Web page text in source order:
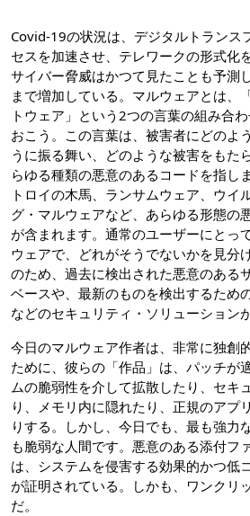
Covid-19の状況は、デジタルトランス
セスを加速させ、テレワークの形式化
サイバー脅威はかつて見たことも予測
まで増加している。マルウェアとは、
トウェア」という2つの言葉の組み合
おこう。この言葉は、被害者にどのよ
うに振る舞い、どのような被害をもた
らゆる種類の悪意のあるコードを指し
トロイの木馬、ランサムウェア、ウイ
グ・マルウェアなど、あらゆる形態の
が含まれます。通常のユーザーにとっ
ウェアで、どれがそうでないかを見分
のため、過去に検出された悪意のある
ベースや、最新のものを検出するため
などのセキュリティ・ソリューション
今日のマルウェア作者は、非常に独創
ために、彼らの「作品」は、パッチが
ムの脆弱性を介して拡散したり、セキ
り、メモリ内に隠れたり、正規のアプ
りする。しかし、今日でも、最も強力
も脆弱な人間です。悪意のある添付フ
は、システムを侵害する効果的かつ低
が証明されている。しかも、ワンクリ
だ。